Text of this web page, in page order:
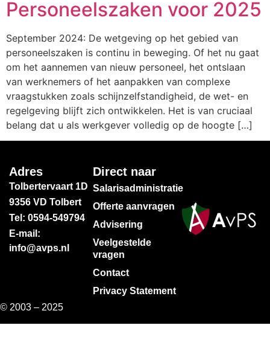
Personeelszaken voor 2025
September 2024: De wetgeving op het gebied van
personeelszaken is continu in beweging. Of het nu gaat
om het aannemen van nieuw personeel, het ontslaan
van werknemers of het aanpakken van complexe
vraagstukken zoals schijnzelfstandigheid, de wet- en
regelgeving blijft zich ontwikkelen. Het is van cruciaal
belang dat u als werkgever volledig op de hoogte […]
Adres
Tolbertervaart 1D
9356 VD Tolbert
Tel: 0594-549794
E-mail:
info@avps.nl
Direct naar
Salarisadministratie
Offerte aanvragen
Advisering
Veelgestelde
vragen
Contact
Privacy Statement
© 2003 – 2025